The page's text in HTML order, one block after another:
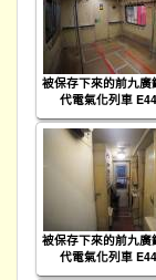
被保存下來的前九廣
代電氣化列車
被保存下來的前九廣
代電氣化列車